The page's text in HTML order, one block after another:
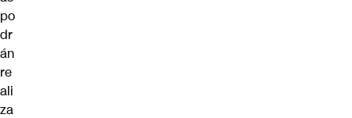
po
dr
án
re
ali
za